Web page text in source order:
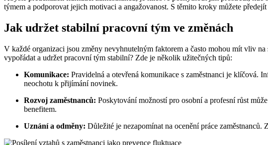
týmem a podporovat jejich motivaci a angažovanost. S těmito kroky můžete
Jak udržet stabilní pracovní tým ve změnách
V každé organizaci jsou změny nevyhnutelným faktorem a často mohou mít vliv
vypořádat a udržet pracovní tým stabilní? Zde je několik užitečných tipů:
Komunikace: Pravidelná a otevřená komunikace s zaměstnanci je klíčová.
neochotu k přijímání novinek.
Rozvoj zaměstnanců: Poskytování možností pro osobní a profesní růst
benefitem.
Uznání a odměny: Důležité je nezapomínat na ocenění práce